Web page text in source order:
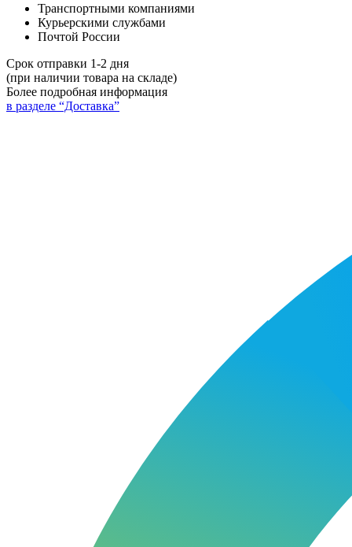
Транспортными компаниями
Курьерскими службами
Почтой России
Срок отправки 1-2 дня
(при наличии товара на складе)
Более подробная информация
в разделе “Доставка”